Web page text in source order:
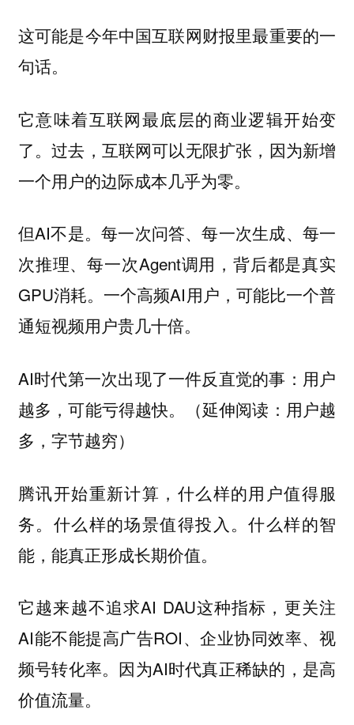
这可能是今年中国互联网财报里最重要的一
句话。
它意味着互联网最底层的商业逻辑开始变
了。过去，互联网可以无限扩张，因为新增
一个用户的边际成本几乎为零。
但AI不是。每一次问答、每一次生成、每一
次推理、每一次Agent调用，背后都是真实
GPU消耗。一个高频AI用户，可能比一个普
通短视频用户贵几十倍。
AI时代第一次出现了一件反直觉的事： 用户
越多，可能亏得越快。（延伸阅读： 用户越
多，字节越穷）
腾讯开始重新计算，什么样的用户值得服
务。什么样的场景值得投入。什么样的智
能，能真正形成长期价值。
它越来越不追求AI DAU这种指标，更关注
AI能不能提高广告ROI、企业协同效率、视
频号转化率。因为AI时代真正稀缺的，是高
价值流量。